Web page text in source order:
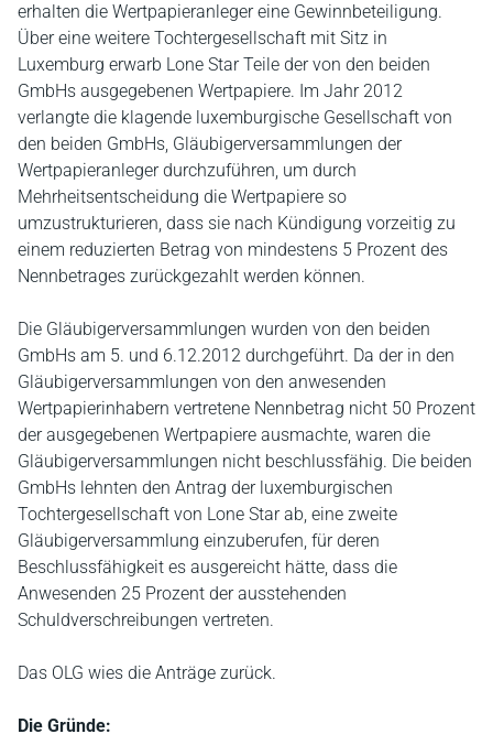
erhalten die Wertpapieranleger eine Gewinnbeteiligung.
Über eine weitere Tochtergesellschaft mit Sitz in
Luxemburg erwarb Lone Star Teile der von den beiden
GmbHs ausgegebenen Wertpapiere. Im Jahr 2012
verlangte die klagende luxemburgische Gesellschaft von
den beiden GmbHs, Gläubigerversammlungen der
Wertpapieranleger durchzuführen, um durch
Mehrheitsentscheidung die Wertpapiere so
umzustrukturieren, dass sie nach Kündigung vorzeitig zu
einem reduzierten Betrag von mindestens 5 Prozent des
Nennbetrages zurückgezahlt werden können.
Die Gläubigerversammlungen wurden von den beiden
GmbHs am 5. und 6.12.2012 durchgeführt. Da der in den
Gläubigerversammlungen von den anwesenden
Wertpapierinhabern vertretene Nennbetrag nicht 50 Prozent
der ausgegebenen Wertpapiere ausmachte, waren die
Gläubigerversammlungen nicht beschlussfähig. Die beiden
GmbHs lehnten den Antrag der luxemburgischen
Tochtergesellschaft von Lone Star ab, eine zweite
Gläubigerversammlung einzuberufen, für deren
Beschlussfähigkeit es ausgereicht hätte, dass die
Anwesenden 25 Prozent der ausstehenden
Schuldverschreibungen vertreten.
Das OLG wies die Anträge zurück.
Die Gründe: